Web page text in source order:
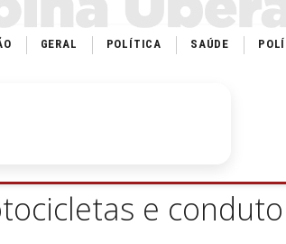
GERAL POLÍTICA SAÚDE
e